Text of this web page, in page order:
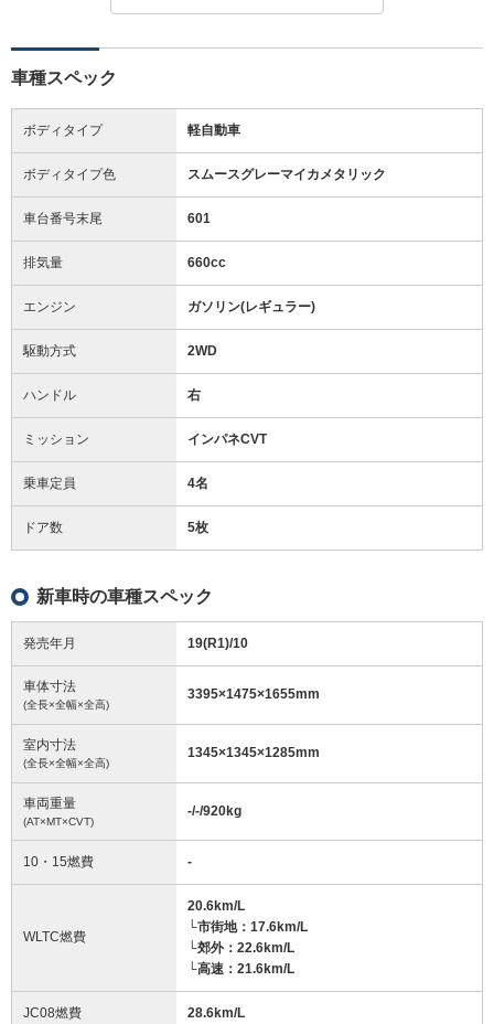
車種スペック
ボディタイプ 軽自動車
ボディタイプ色 スムースグレーマイカメタリック
車台番号末尾 601
排気量 660cc
エンジン ガソリン(レギュラー)
駆動方式 2WD
ハンドル 右
ミッション インパネCVT
乗車定員 4名
ドア数 5枚
新車時の車種スペック
発売年月 19(R1)/10
車体寸法
(全長×全幅×全高)
3395×1475×1655mm
室内寸法
(全長×全幅×全高)
1345×1345×1285mm
車両重量
(AT×MT×CVT)
-/-/920kg
10・15燃費 -
WLTC燃費
20.6km/L
└市街地：17.6km/L
└郊外：22.6km/L
└高速：21.6km/L
JC08燃費 28.6km/L